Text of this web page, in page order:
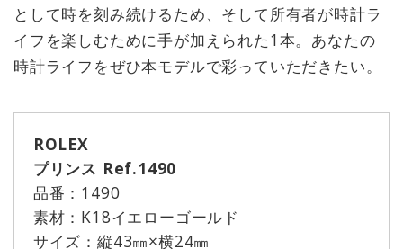
として時を刻み続けるため、そして所有者が時計ラ
イフを楽しむために手が加えられた1本。あなたの
時計ライフをぜひ本モデルで彩っていただきたい。
ROLEX
プリンス Ref.1490
品番：1490
素材：K18イエローゴールド
サイズ：縦43㎜×横24㎜